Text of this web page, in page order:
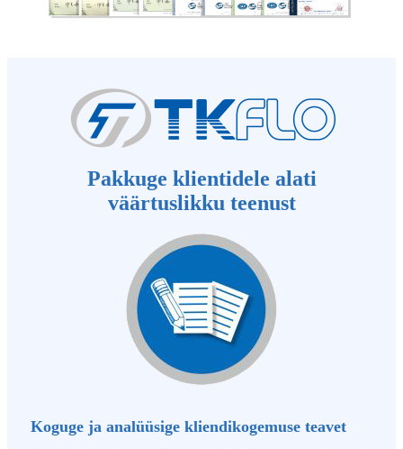
Pakkuge klientidele alati
väärtuslikku teenust
Koguge ja analüüsige kliendikogemuse teavet